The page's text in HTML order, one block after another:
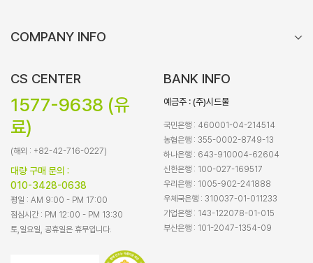
COMPANY INFO
CS CENTER
1577-9638 (유
료)
(해외 : +82-42-716-0227)
대량 구매 문의 :
010-3428-0638
평일 : AM 9:00 - PM 17:00
점심시간 : PM 12:00 - PM 13:30
토,일요일, 공휴일은 휴무입니다.
BANK INFO
예금주 : (주)시드물
국민은행 : 460001-04-214514
농협은행 : 355-0002-8749-13
하나은행 : 643-910004-62604
신한은행 : 100-027-169517
우리은행 : 1005-902-241888
우체국은행 : 310037-01-011233
기업은행 : 143-122078-01-015
부산은행 : 101-2047-1354-09